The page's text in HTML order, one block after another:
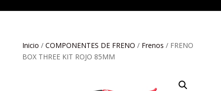
Inicio / COMPONENTES DE FRENO / Frenos / FRENO
BOX THREE KIT ROJO 85MM